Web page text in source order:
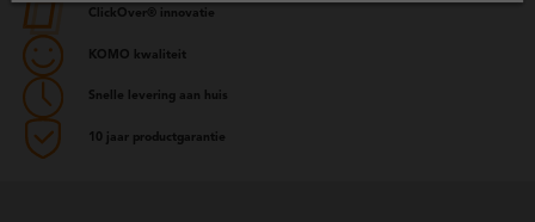
ClickOver® innovatie
KOMO kwaliteit
Snelle levering aan huis
10 jaar productgarantie